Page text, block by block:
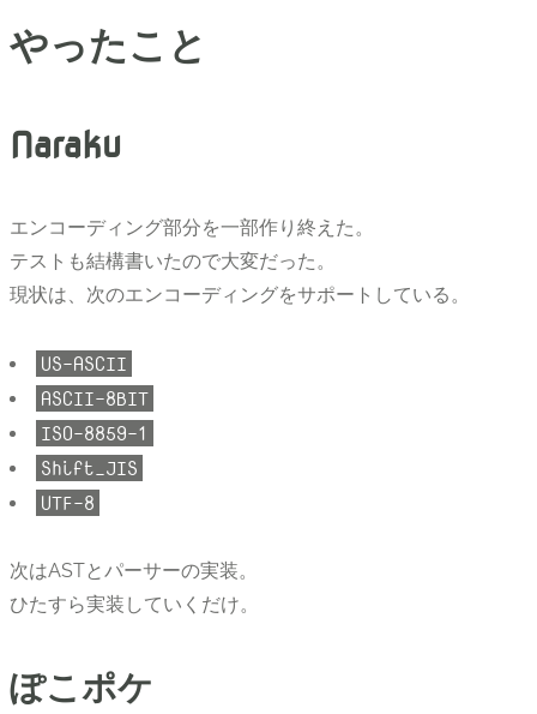
やったこと
Naraku
エンコーディング部分を一部作り終えた。
テストも結構書いたので大変だった。
現状は、次のエンコーディングをサポートしている。
US-ASCII
ASCII-8BIT
ISO-8859-1
Shift_JIS
UTF-8
次はASTとパーサーの実装。
ひたすら実装していくだけ。
ぽこポケ